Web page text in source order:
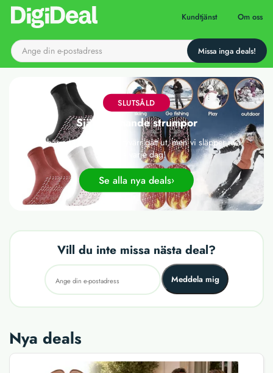
Till startsidan Kundtjänst Om oss
SLUTSÅLD
Självvärmande strumpor
Det här erbjudandet har tyvärr gått ut, men vi släpper nya
deals varje dag!
Se alla nya deals
Vill du inte missa nästa deal?
Meddela mig
Nya deals